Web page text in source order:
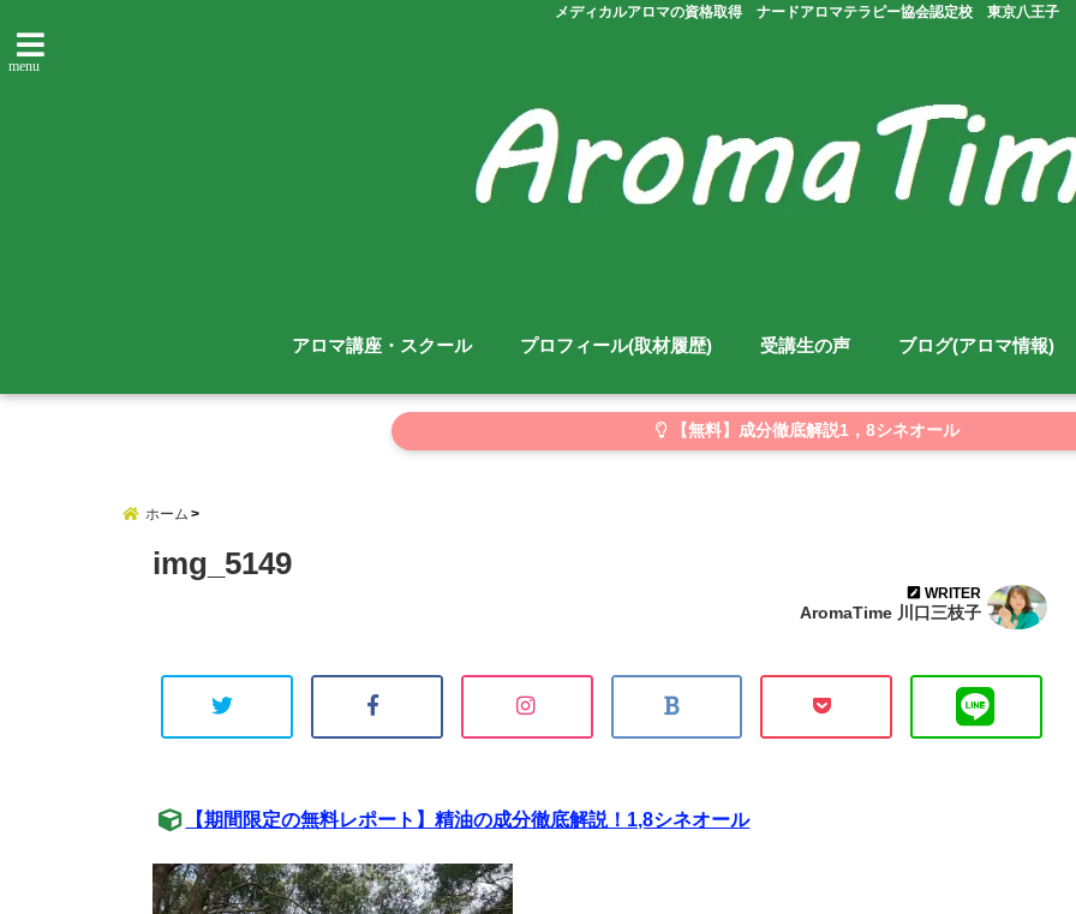
メディカルアロマの資格取得 ナードアロマテラピー協会認定校 東京八王子
menu
アロマ講座・スクール プロフィール(取材履歴) 受講生の声 ブログ(アロマ情報)
【無料】成分徹底解説1，8シネオール
ホーム
img_5149
WRITER
AromaTime 川口三枝子
【期間限定の無料レポート】精油の成分徹底解説！1,8シネオール